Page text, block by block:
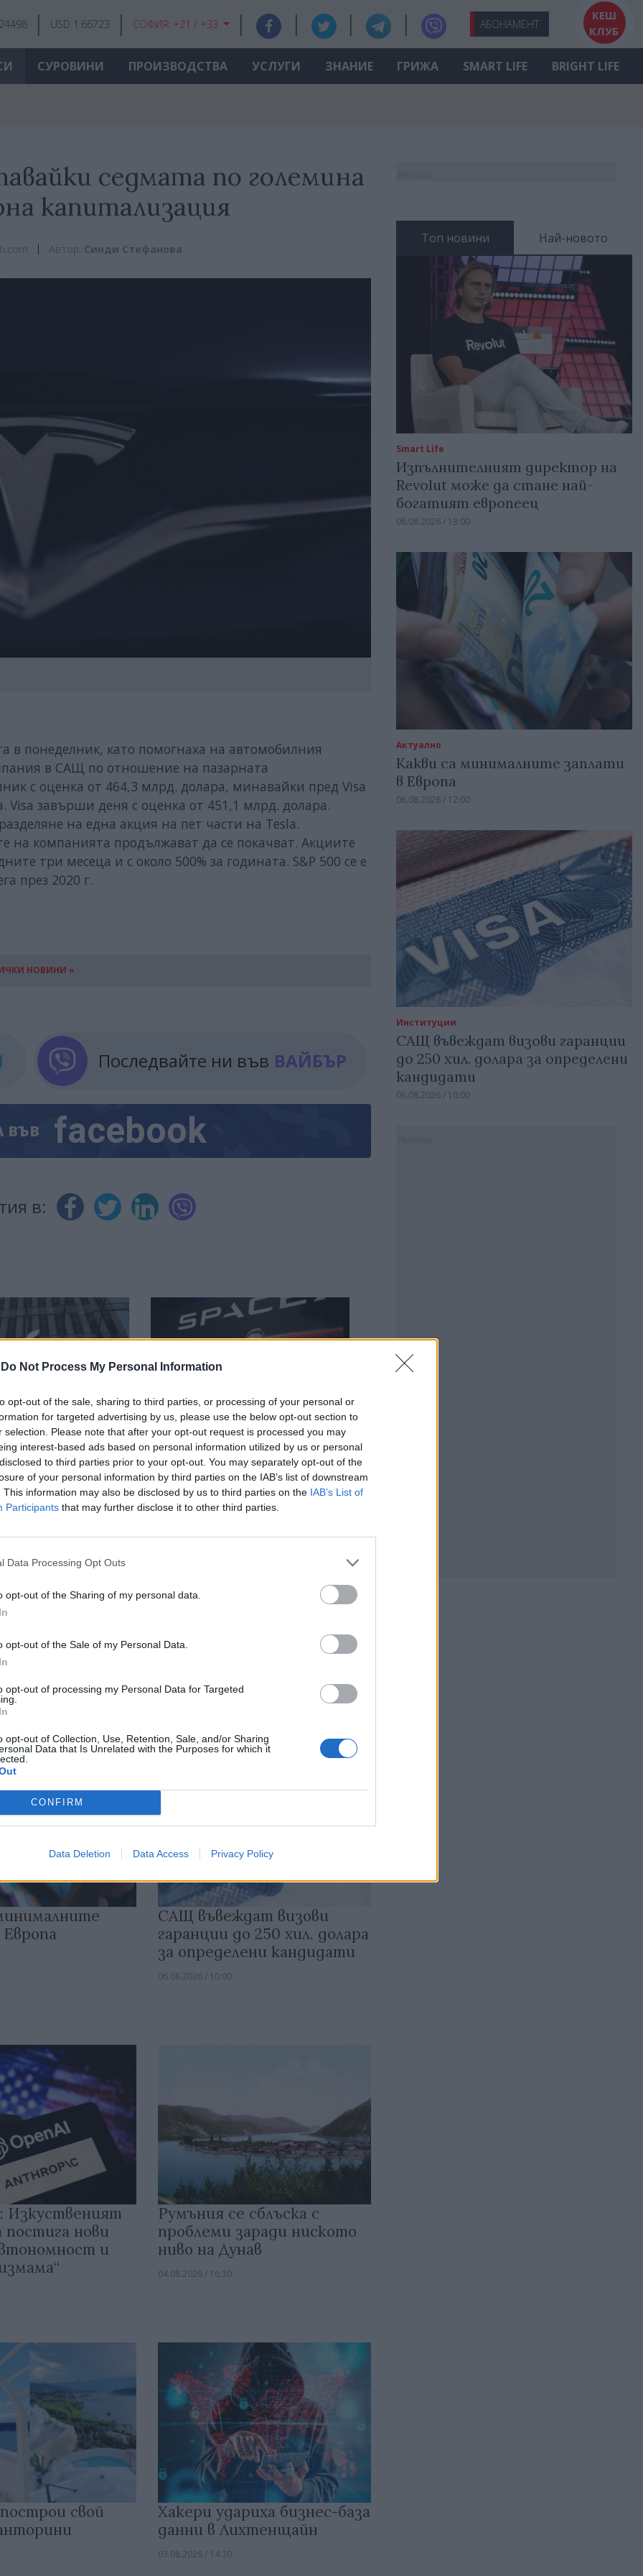
Do Not Process My Personal Information
opt-out of the sale, sharing to third parties, or processing of your personal or
for targeted advertising by us, please use the below opt-out section to
selection. Please note that after your opt-out request is processed you may
interest-based ads based on personal information utilized by us or personal
to third parties prior to your opt-out. You may separately opt-out of the
of your personal information by third parties on the IAB’s list of downstream
This information may also be disclosed by us to third parties on the IAB’s List of
Participants that may further disclose it to other third parties.
Data Processing Opt Outs
opt-out of the Sharing of my personal data.
opt-out of the Sale of my Personal Data.
opt-out of processing my Personal Data for Targeted
opt-out of Collection, Use, Retention, Sale, and/or Sharing
Data that Is Unrelated with the Purposes for which it
CONFIRM
Data Deletion Data Access Privacy Policy
USD 1.66723 СОФИЯ: +21 / +33 АБОНАМЕНТ
КЕШ
КЛУБ
СУРОВИНИ ПРОИЗВОДСТВА УСЛУГИ ЗНАНИЕ ГРИЖА SMART LIFE BRIGHT LIFE
седмата по големина
капитализация
Автор: Синди Стефанова
в понеделник, като помогнаха на автомобилния
в САЩ по отношение на пазарната
с оценка от 464,3 млрд. долара, минавайки пред Visa
Visa завърши деня с оценка от 451,1 млрд. долара.
на една акция на пет части на Tesla.
на компанията продължават да се покачват. Акциите
три месеца и с около 500% за годината. S&P 500 се е
през 2020 г.
НОВИНИ »
Последвайте ни във ВАЙБЪР
ВЪВ facebook
в:
второто
на
Илон Мъск отново е „само“
милиардер
САЩ въвеждат визови
гаранции до 250 хил. долара
за определени кандидати
06.08.2026 / 10:00
Изкуственият
нови
и
Румъния се сблъска с
проблеми заради ниското
ниво на Дунав
04.08.2026 / 16:30
свой
Хакери удариха бизнес-база
данни в Лихтенщайн
03.08.2026 / 14:30
Топ новини Най-новото
Smart Life
Изпълнителният директор на
Revolut може да стане най-
богатият европеец
06.08.2026 / 13:00
Актуално
Какви са минималните заплати
в Европа
06.08.2026 / 12:00
Институции
САЩ въвеждат визови гаранции
до 250 хил. долара за определени
кандидати
06.08.2026 / 10:00